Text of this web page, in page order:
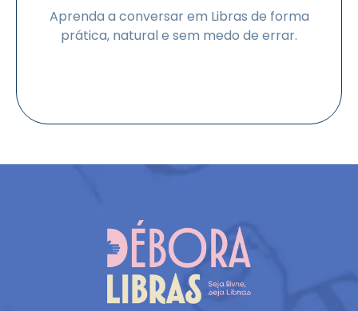
Aprenda a conversar em Libras de forma
prática, natural e sem medo de errar.